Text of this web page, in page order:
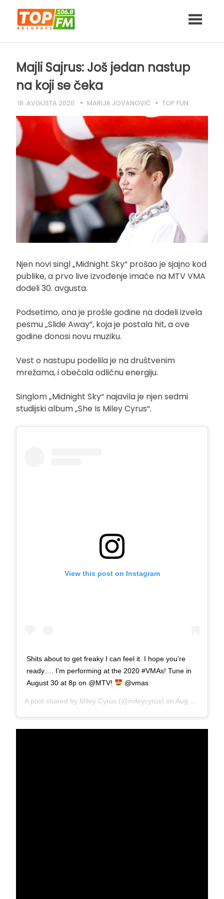
content
Majli Sajrus: Još jedan nastup
na koji se čeka
18. AVGUSTA 2020. MARIJA JOVANOVIĆ TOP FUN
Njen novi singl „Midnight Sky“ prošao je sjajno kod
publike, a prvo live izvođenje imaće na MTV VMA
dodeli 30. avgusta.
Podsetimo, ona je prošle godine na dodeli izvela
pesmu „Slide Away“, koja je postala hit, a ove
godine donosi novu muziku.
Vest o nastupu podelila je na društvenim
mrežama, i obećala odličnu energiju.
Singlom „Midnight Sky“ najavila je njen sedmi
studijski album „She Is Miley Cyrus“.
View this post on Instagram
Shits about to get freaky I can feel it. I hope you’re
ready…. I’m performing at the 2020 #VMAs! Tune in
August 30 at 8p on @MTV!
@vmas
A post shared by Miley Cyrus (@mileycyrus) on Aug 17, 2020 at 9:01am PDT